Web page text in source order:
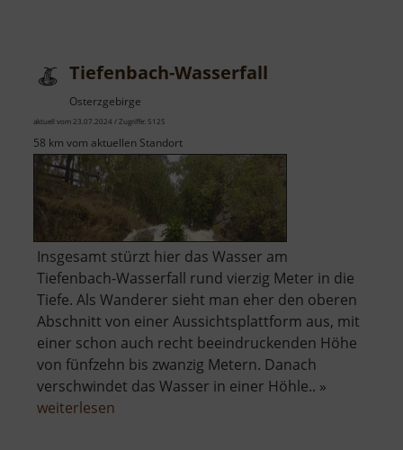
Tiefenbach-Wasserfall
Osterzgebirge
aktuell vom 23.07.2024 / Zugriffe: 5125
58 km vom aktuellen Standort
Insgesamt stürzt hier das Wasser am
Tiefenbach-Wasserfall rund vierzig Meter in die
Tiefe. Als Wanderer sieht man eher den oberen
Abschnitt von einer Aussichtsplattform aus, mit
einer schon auch recht beeindruckenden Höhe
von fünfzehn bis zwanzig Metern. Danach
verschwindet das Wasser in einer Höhle.. »
weiterlesen